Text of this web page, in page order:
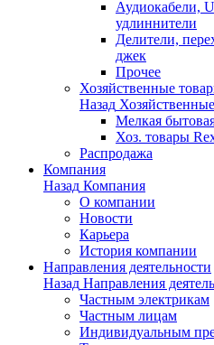
Аудиокабели,
удлиннители
Делители,
джек
Прочее
Хозяйственные
Назад
Мелкая
Хоз. товары
Распродажа
Компания
Назад Компания
О компании
Новости
Карьера
История компании
Направления деятельности
Назад Направления
Частным электрикам
Частным лицам
Индивидуальным